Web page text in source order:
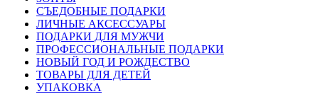
СЪЕДОБНЫЕ ПОДАРКИ
ЛИЧНЫЕ АКСЕССУАРЫ
ПОДАРКИ ДЛЯ МУЖЧИ
ПРОФЕССИОНАЛЬНЫЕ ПОДАРКИ
НОВЫЙ ГОД И РОЖДЕСТВО
ТОВАРЫ ДЛЯ ДЕТЕЙ
УПАКОВКА